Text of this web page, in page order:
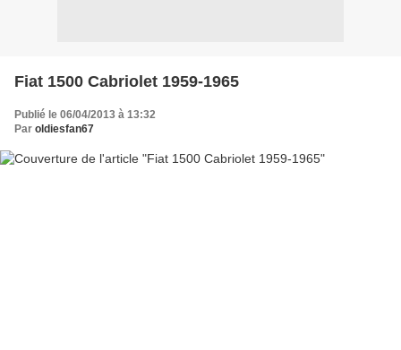
Fiat 1500 Cabriolet 1959-1965
Publié le 06/04/2013 à 13:32
Par oldiesfan67